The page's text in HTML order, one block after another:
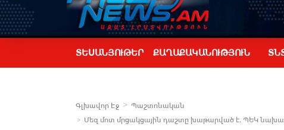
ՏԵՍԱՆՅՈՒԹԵՐ ՔԱՂԱՔԱԿԱՆՈՒԹՅՈՒՆ
Գլխավոր Էջ
Պաշտոնական
Մեզ մոտ մրցակցային դաշտը խաթարված է. ՊԵԿ